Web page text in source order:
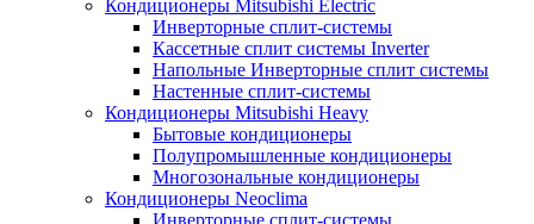
Кондиционеры Mitsubishi Electric
Инверторные сплит-системы
Кассетные сплит системы Inverter
Напольные Инверторные сплит системы
Настенные сплит-системы
Кондиционеры Mitsubishi Heavy
Бытовые кондиционеры
Полупромышленные кондиционеры
Многозональные кондиционеры
Кондиционеры Neoclima
Инверторные сплит-системы